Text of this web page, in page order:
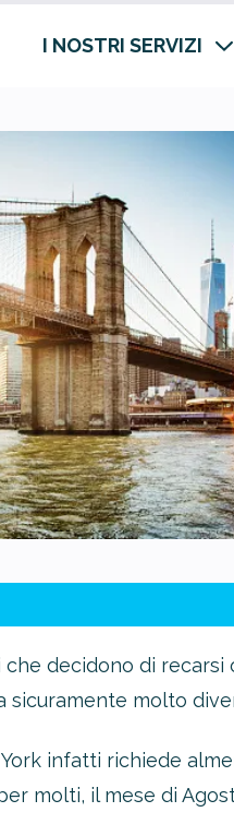
I NOSTRI SERVIZI
decidono di recarsi
sicuramente molto
infatti richiede
molti, il mese di